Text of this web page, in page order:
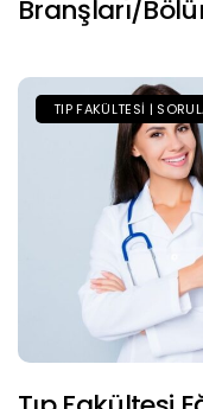
Branşları/
TIP FAKÜLTESI |